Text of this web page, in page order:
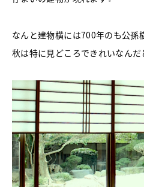
なんと建物横には700年のも公孫
秋は特に見どころできれいなん